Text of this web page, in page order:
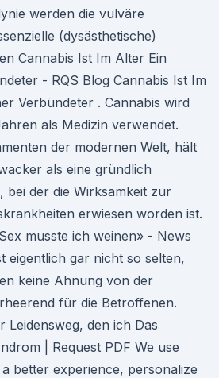
werden die vulväre
(dysästhetische)
Cannabis Ist Im Alter Ein
- RQS Blog Cannabis Ist Im
Verbündeter . Cannabis wird
als Medizin verwendet.
der modernen Welt, hält
als eine gründlich
bei der die Wirksamkeit zur
erwiesen worden ist.
musste ich weinen» - News
eigentlich gar nicht so selten,
keine Ahnung von der
für die Betroffenen.
Leidensweg, den ich Das
| Request PDF We use
better experience, personalize